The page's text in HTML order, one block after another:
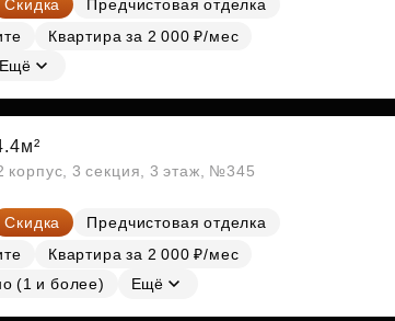
Скидка
Предчистовая отделка
Квартира за 2 000 ₽/мес
Ещё
корпус, 3 секция, 3 этаж, №345
Скидка
Предчистовая отделка
Квартира за 2 000 ₽/мес
(1 и более)
Ещё